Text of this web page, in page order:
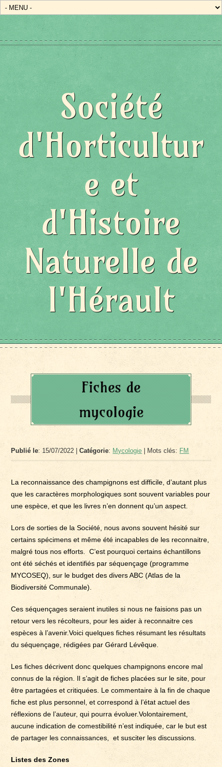
Société
d'Horticultur
e et
d'Histoire
Naturelle de
l'Hérault
Fiches de
mycologie
Publié le: 15/07/2022 |Catégorie: Mycologie | Mots clés: FM
La reconnaissance des champignons est difficile, d’autant plus
que les caractères morphologiques sont souvent variables pour
une espèce, et que les livres n’en donnent qu’un aspect.
Lors de sorties de la Société, nous avons souvent hésité sur
certains spécimens et même été incapables de les reconnaitre,
malgré tous nos efforts. C’est pourquoi certains échantillons
ont été séchés et identifiés par séquençage (programme
MYCOSEQ), sur le budget des divers ABC (Atlas de la
Biodiversité Communale).
Ces séquençages seraient inutiles si nous ne faisions pas un
retour vers les récolteurs, pour les aider à reconnaitre ces
espèces à l’avenir.Voici quelques fiches résumant les résultats
du séquençage, rédigées par Gérard Lévêque.
Les fiches décrivent donc quelques champignons encore mal
connus de la région. Il s’agit de fiches placées sur le site, pour
être partagées et critiquées. Le commentaire à la fin de chaque
fiche est plus personnel, et correspond à l’état actuel des
réflexions de l’auteur, qui pourra évoluer.Volontairement,
aucune indication de comestibilité n’est indiquée, car le but est
de partager les connaissances, et susciter les discussions.
Listes des Zones